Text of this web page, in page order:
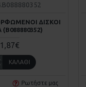
ΔΊΣΚΟΙ
(Β088880352)
ΚΑΛΆΘΙ
Ρωτήστε μας